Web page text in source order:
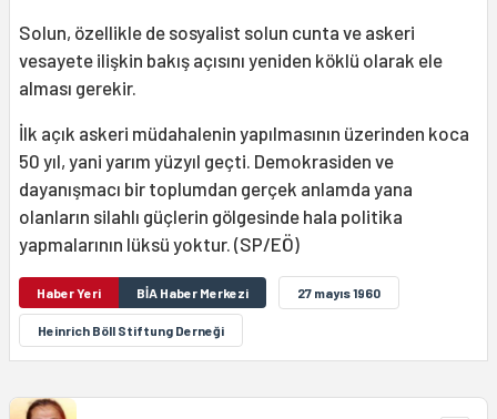
Solun, özellikle de sosyalist solun cunta ve askeri
vesayete ilişkin bakış açısını yeniden köklü olarak ele
alması gerekir.
İlk açık askeri müdahalenin yapılmasının üzerinden koca
50 yıl, yani yarım yüzyıl geçti. Demokrasiden ve
dayanışmacı bir toplumdan gerçek anlamda yana
olanların silahlı güçlerin gölgesinde hala politika
yapmalarının lüksü yoktur. (SP/EÖ)
Haber Yeri BİA Haber Merkezi 27 mayıs 1960
Heinrich Böll Stiftung Derneği